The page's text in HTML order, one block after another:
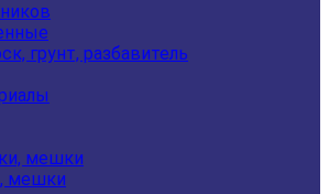
грунт, разбавитель
мешки